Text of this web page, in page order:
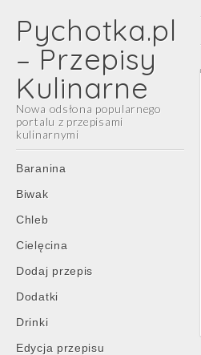
Pychotka.pl
– Przepisy
Kulinarne
Nowa odsłona popularnego
portalu z przepisami
kulinarnymi
Main
menu
Skip
content
Baranina
Biwak
Chleb
Cielęcina
Dodaj przepis
Dodatki
Drinki
Edycja przepisu